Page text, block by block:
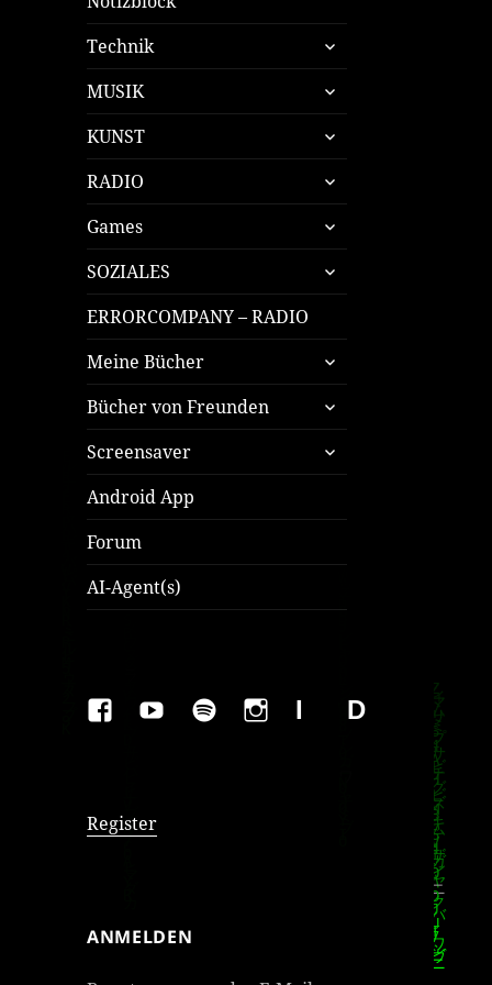
Technik
untermenü
öffnen
MUSIK
untermenü
öffnen
KUNST
untermenü
öffnen
RADIO
untermenü
öffnen
Games
untermenü
öffnen
SOZIALES
untermenü
öffnen
ERRORCOMPANY – RADIO
Meine Bücher
untermenü
öffnen
Bücher von Freunden
untermenü
öffnen
Screensaver
untermenü
öffnen
Android App
Forum
AI-Agent(s)
FAKEBOOK
YOUTUBESPOTIFYINSTAGRAM
IMPRESSUM
Register
ANMELDEN